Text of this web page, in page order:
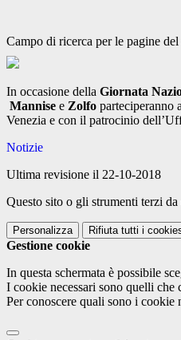
Campo di ricerca per le pagine
In occasione della Giornata
Mannise e Zolfo parteciperanno
Venezia e con il patrocinio
Notizie
Ultima revisione il 22-10-2018
Questo sito o gli strumenti terzi
Personalizza Rifiuta tutti i
Gestione cookie
In questa schermata è possibile
I cookie necessari sono quelli
Per conoscere quali sono i cookie